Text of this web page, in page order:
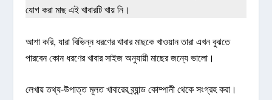
যোগ করা মাছ এই খাবারটি খায় নি।
আশা করি, যারা বিভিন্ন ধরণের খাবার মাছকে খাওয়ান তারা এখন বুঝতে
পারবেন কোন ধরণের খাবার সাইজ অনুযায়ী মাছের জন্যে ভালো।
লেখায় তথ্য-উপাত্ত মূলত খাবারের ব্র্যান্ড কোম্পানী থেকে সংগ্রহ করা।